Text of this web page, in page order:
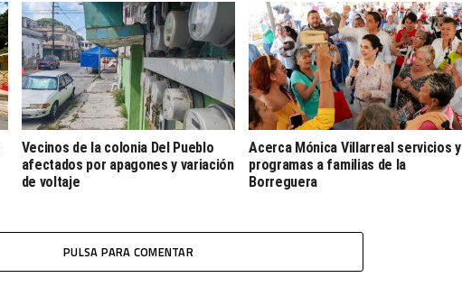
Vecinos de la colonia Del Pueblo
afectados por apagones y variación
de voltaje
Acerca Mónica Villarreal servicios y
programas a familias de la
Borreguera
PULSA PARA COMENTAR